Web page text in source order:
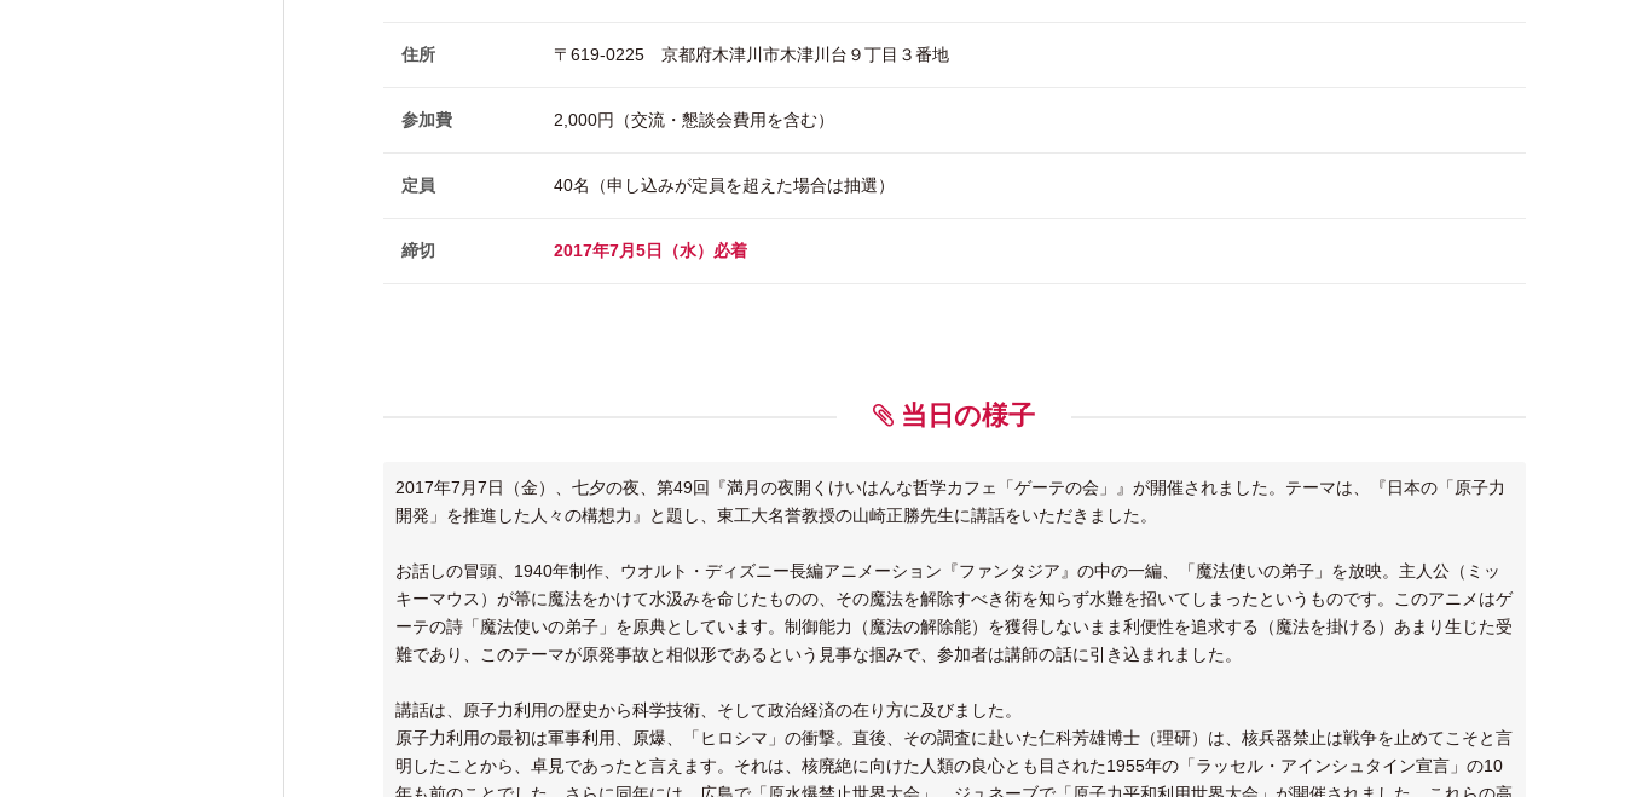
住所 〒619-0225 京都府木津川市木津川台９丁目３番地
参加費 2,000円（交流・懇談会費用を含む）
定員 40名（申し込みが定員を超えた場合は抽選）
締切 2017年7月5日（水）必着
当日の様子
2017年7月7日（金）、七夕の夜、第49回『満月の夜開くけいはんな哲学カフェ「ゲーテの会」』が開催されました。テーマは、『日本の「原子力
開発」を推進した人々の構想力』と題し、東工大名誉教授の山崎正勝先生に講話をいただきました。
お話しの冒頭、1940年制作、ウオルト・ディズニー長編アニメーション『ファンタジア』の中の一編、「魔法使いの弟子」を放映。主人公（ミッ
キーマウス）が箒に魔法をかけて水汲みを命じたものの、その魔法を解除すべき術を知らず水難を招いてしまったというものです。このアニメはゲ
ーテの詩「魔法使いの弟子」を原典としています。制御能力（魔法の解除能）を獲得しないまま利便性を追求する（魔法を掛ける）あまり生じた受
難であり、このテーマが原発事故と相似形であるという見事な掴みで、参加者は講師の話に引き込まれました。
講話は、原子力利用の歴史から科学技術、そして政治経済の在り方に及びました。
原子力利用の最初は軍事利用、原爆、「ヒロシマ」の衝撃。直後、その調査に赴いた仁科芳雄博士（理研）は、核兵器禁止は戦争を止めてこそと言
明したことから、卓見であったと言えます。それは、核廃絶に向けた人類の良心とも目された1955年の「ラッセル・アインシュタイン宣言」の10